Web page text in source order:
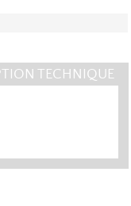
TECHNIQUE